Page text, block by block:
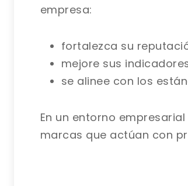
empresa:
fortalezca su
mejore sus
se alinee con los
En un entorno
marcas que actúan con